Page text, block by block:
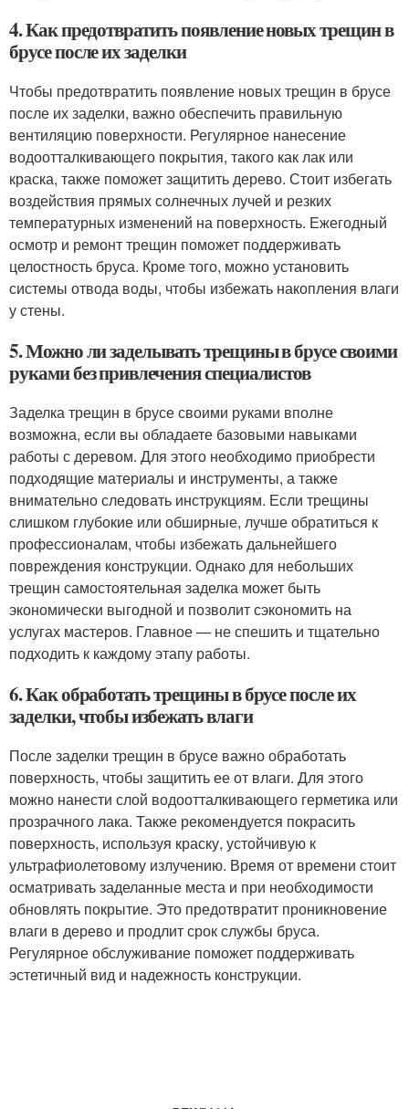
4. Как предотвратить появление новых трещин в
брусе после их заделки
Чтобы предотвратить появление новых трещин в брусе
после их заделки, важно обеспечить правильную
вентиляцию поверхности. Регулярное нанесение
водоотталкивающего покрытия, такого как лак или
краска, также поможет защитить дерево. Стоит избегать
воздействия прямых солнечных лучей и резких
температурных изменений на поверхность. Ежегодный
осмотр и ремонт трещин поможет поддерживать
целостность бруса. Кроме того, можно установить
системы отвода воды, чтобы избежать накопления влаги
у стены.
5. Можно ли заделывать трещины в брусе своими
руками без привлечения специалистов
Заделка трещин в брусе своими руками вполне
возможна, если вы обладаете базовыми навыками
работы с деревом. Для этого необходимо приобрести
подходящие материалы и инструменты, а также
внимательно следовать инструкциям. Если трещины
слишком глубокие или обширные, лучше обратиться к
профессионалам, чтобы избежать дальнейшего
повреждения конструкции. Однако для небольших
трещин самостоятельная заделка может быть
экономически выгодной и позволит сэкономить на
услугах мастеров. Главное — не спешить и тщательно
подходить к каждому этапу работы.
6. Как обработать трещины в брусе после их
заделки, чтобы избежать влаги
После заделки трещин в брусе важно обработать
поверхность, чтобы защитить ее от влаги. Для этого
можно нанести слой водоотталкивающего герметика или
прозрачного лака. Также рекомендуется покрасить
поверхность, используя краску, устойчивую к
ультрафиолетовому излучению. Время от времени стоит
осматривать заделанные места и при необходимости
обновлять покрытие. Это предотвратит проникновение
влаги в дерево и продлит срок службы бруса.
Регулярное обслуживание поможет поддерживать
эстетичный вид и надежность конструкции.